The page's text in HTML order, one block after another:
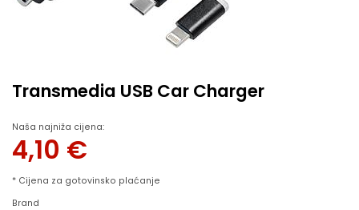
Transmedia USB Car Charger
Naša najniža cijena:
4,10 €
* Cijena za gotovinsko plaćanje
Brand